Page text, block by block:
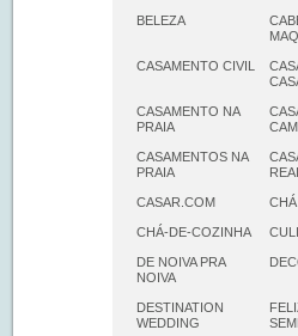
BELEZA
CASAMENTO CIVIL
CASAMENTO NA
PRAIA
CASAMENTOS NA
PRAIA
CASAR.COM
CHÁ-DE-COZINHA
DE NOIVA PRA
NOIVA
DESTINATION
WEDDING